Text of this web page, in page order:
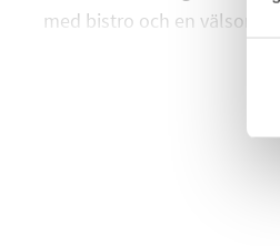
med bistro och en
minst Sveriges längsta
meter lång havsbrygga